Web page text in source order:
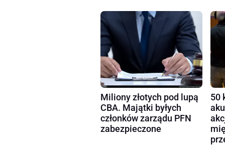
Miliony złotych pod lupą
CBA. Majątki byłych
członków zarządu PFN
zabezpieczone
50